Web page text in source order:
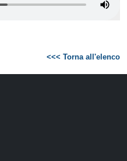
<<< Torna all'elenco